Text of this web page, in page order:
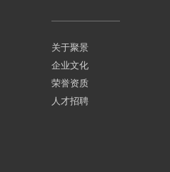
关于聚景
企业文化
荣誉资质
人才招聘